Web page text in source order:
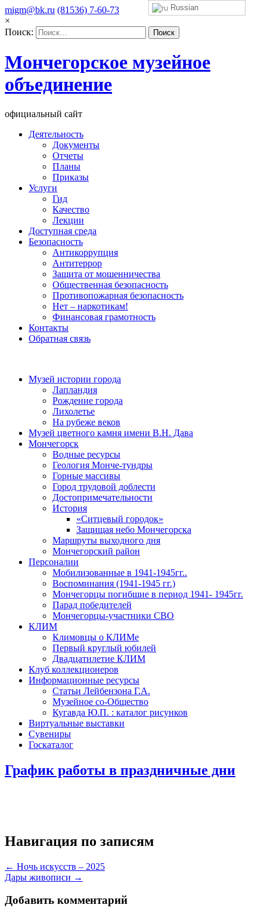
migm@bk.ru (81536) 7-60-73
×
Поиск:
Мончегорское музейное
объединение
официальный сайт
Деятельность
Документы
Отчеты
Планы
Приказы
Услуги
Гид
Качество
Лекции
Доступная среда
Безопасность
Антикоррупция
Антитеррор
Защита от мошенничества
Общественная безопасность
Противопожарная безопасность
Нет – наркотикам!
Финансовая грамотность
Контакты
Обратная связь
Музей истории города
Лапландия
Рождение города
Лихолетье
На рубеже веков
Музей цветного камня имени В.Н. Дава
Мончегорск
Водные ресурсы
Геология Монче-тундры
Горные массивы
Город трудовой доблести
Достопримечательности
История
«Ситцевый городок»
Защищая небо Мончегорска
Маршруты выходного дня
Мончегорский район
Персоналии
Мобилизованные в 1941-1945гг..
Воспоминания (1941-1945 гг.)
Мончегорцы погибшие в период 1941- 1945гг.
Парад победителей
Мончегорцы-участники СВО
КЛИМ
Климовцы о КЛИМе
Первый круглый юбилей
Двадцатилетие КЛИМ
Клуб коллекционеров
Информационные ресурсы
Статьи Лейбензона Г.А.
Музейное со-Общество
Кугавда Ю.П. : каталог рисунков
Виртуальные выставки
Сувениры
Госкаталог
График работы в праздничные дни
Навигация по записям
← Ночь искусств – 2025
Дары живописи →
Добавить комментарий
Russian